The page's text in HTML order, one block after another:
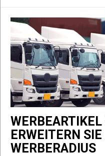
ERWEITERN
WERBERADIUS